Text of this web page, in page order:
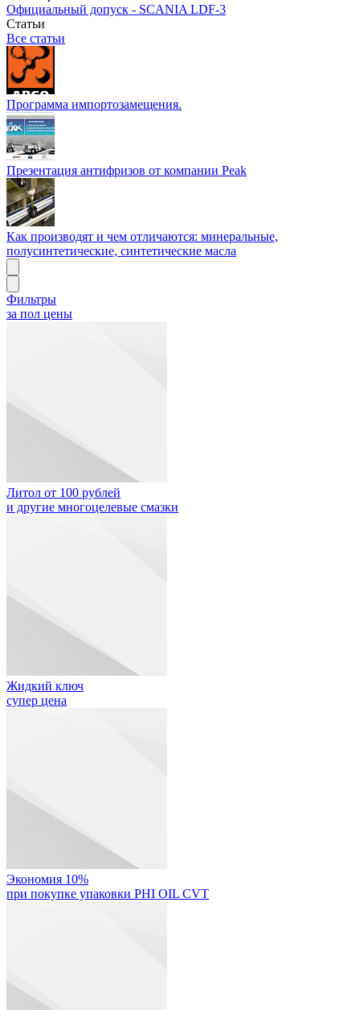
Официальный допуск - SCANIA LDF-3
Статьи
Все статьи
Программа импортозамещения.
Презентация антифризов от компании Peak
Как производят и чем отличаются: минеральные,
полусинтетические, синтетические масла
Фильтры
за пол цены
Литол от 100 рублей
и другие многоцелевые смазки
Жидкий ключ
супер цена
Экономия 10%
при покупке упаковки PHI OIL CVT